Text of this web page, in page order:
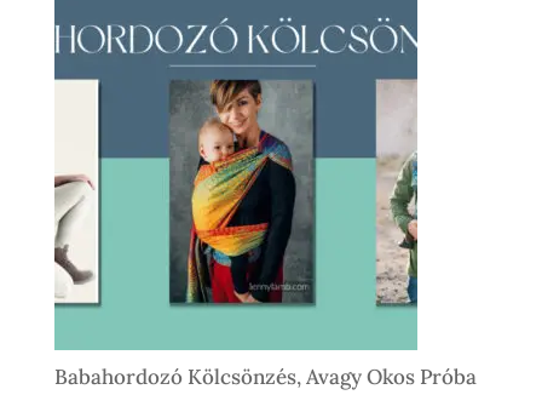
Kölcsönzés
Lépésről
Lépésre
Így
Működik
Nálunk
Babahordozó Kölcsönzés, Avagy Okos Próba